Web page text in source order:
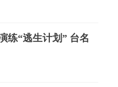
练“逃生计划” 台名